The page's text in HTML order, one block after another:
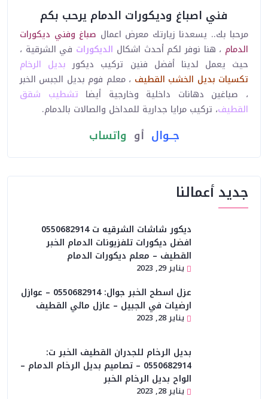
فني اصباغ وديكورات الدمام يرحب بكم
مرحبا بك.. يسعدنا زيارتك معرض اعمال صباغ وفني ديكورات
الدمام ، هنا نوفر لكم أحدث اشكال الديكورات في الشرقية ،
حيث يعمل لدينا أفضل فنين تركيب ديكور بديل الرخام
تكسيات بديل الخشب القطيف ، معلم فوم بديل الجبس الخبر
، صباغين دهانات داخلية وخارجية أيضا تشطيب شقق
القطيف، تركيب مرايا جدارية للمداخل والصالات بالدمام.
جــوال أو واتساب
جديد أعمالنا
ديكور شاشات الشرقيه ت 0550682914
افضل ديكورات تلفزيونات الدمام الخبر
القطيف – معلم ديكورات الدمام
يناير 29, 2023
عزل اسطح الخبر جوال: 0550682914 – عوازل
ارضيات في الجبيل – عازل مائي القطيف
يناير 28, 2023
بديل الرخام للجدران القطيف الخبر ت:
0550682914 – تصاميم بديل الرخام الدمام –
الواح بديل الرخام الخبر
يناير 28, 2023